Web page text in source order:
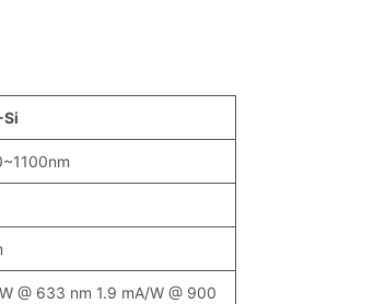
@ 633 nm 1.9 mA/W @ 900